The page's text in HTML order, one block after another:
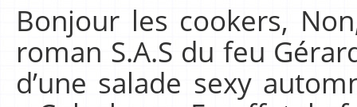
Bonjour les cookers,
roman S.A.S du feu
d’une salade sexy